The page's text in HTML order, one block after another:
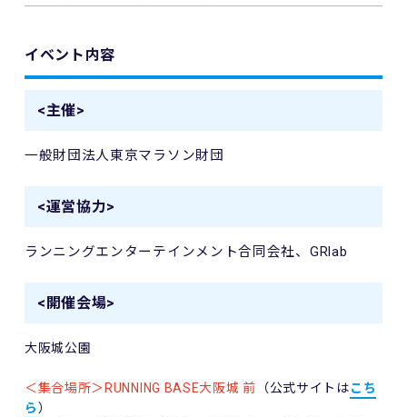
イベント内容
<主催>
一般財団法人東京マラソン財団
<運営協力>
ランニングエンターテインメント合同会社、GRlab
<開催会場>
大阪城公園
＜集合場所＞ RUNNING BASE大阪城 前 （公式サイトはこち
ら ）